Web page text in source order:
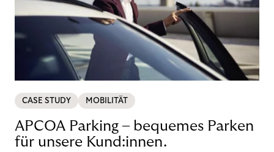
CASE STUDY MOBILITÄT
APCOA Parking – bequemes Parken
für unsere Kund:innen.